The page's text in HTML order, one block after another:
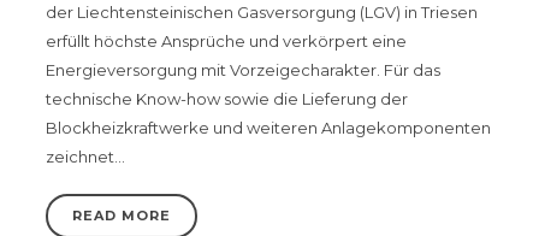
der Liechtensteinischen Gasversorgung (LGV) in Triesen
erfüllt höchste Ansprüche und verkörpert eine
Energieversorgung mit Vorzeigecharakter. Für das
technische Know-how sowie die Lieferung der
Blockheizkraftwerke und weiteren Anlagekomponenten
zeichnet…
READ MORE